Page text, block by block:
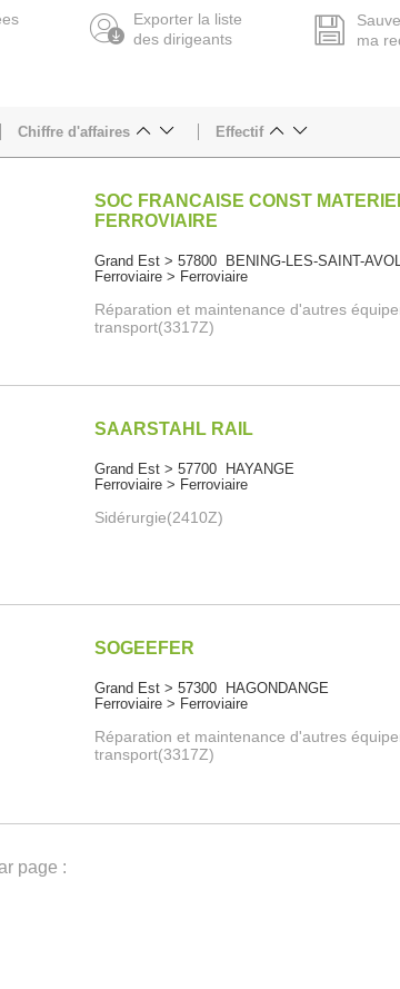
Exporter la liste
des dirigeants
ma
Chiffre d'affaires Effectif
SOC FRANCAISE CONST
FERROVIAIRE
Grand Est > 57800 BENING-LES-SAINT-
Ferroviaire > Ferroviaire
Réparation et maintenance d'autres
transport(3317Z)
SAARSTAHL RAIL
Grand Est > 57700 HAYANGE
Ferroviaire > Ferroviaire
Sidérurgie(2410Z)
SOGEEFER
Grand Est > 57300 HAGONDANGE
Ferroviaire > Ferroviaire
Réparation et maintenance d'autres
transport(3317Z)
page :